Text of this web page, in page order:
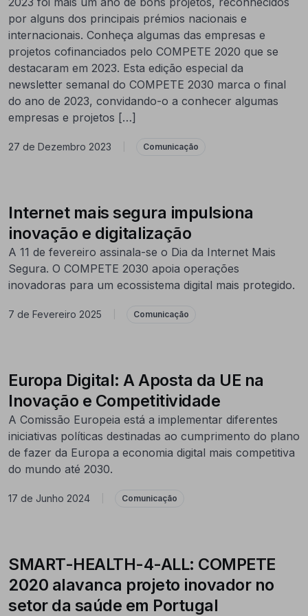
por alguns dos principais prémios nacionais e
internacionais. Conheça algumas das empresas e
projetos cofinanciados pelo COMPETE 2020 que se
destacaram em 2023. Esta edição especial da
newsletter semanal do COMPETE 2030 marca o final
do ano de 2023, convidando-o a conhecer algumas
empresas e projetos […]
27 de Dezembro 2023 Comunicação
Internet mais segura impulsiona
inovação e digitalização
A 11 de fevereiro assinala-se o Dia da Internet Mais
Segura. O COMPETE 2030 apoia operações
inovadoras para um ecossistema digital mais protegido.
7 de Fevereiro 2025 Comunicação
Europa Digital: A Aposta da UE na
Inovação e Competitividade
A Comissão Europeia está a implementar diferentes
iniciativas políticas destinadas ao cumprimento do plano
de fazer da Europa a economia digital mais competitiva
do mundo até 2030.
17 de Junho 2024 Comunicação
SMART-HEALTH-4-ALL: COMPETE
2020 alavanca projeto inovador no
setor da saúde em Portugal